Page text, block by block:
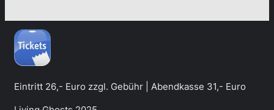
Eintritt 26,- Euro zzgl. Gebühr | Abendkasse 31,- Euro